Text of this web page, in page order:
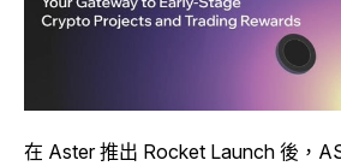
在 Aster 推出 Rocket Launch 後，